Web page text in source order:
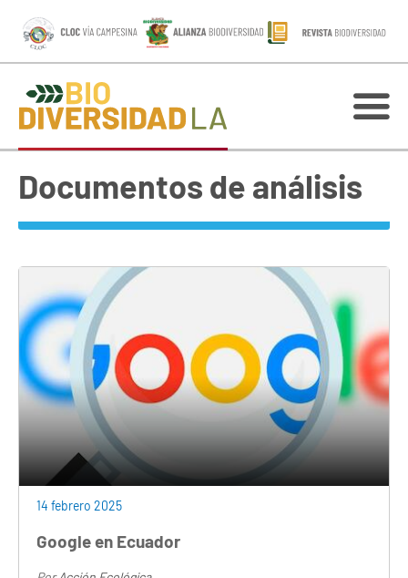
Documentos de análisis
14 febrero 2025
Google en Ecuador